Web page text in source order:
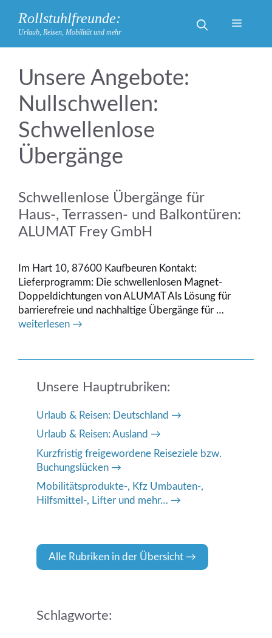
Inhalt
springen
Rollstuhlfreunde:
Urlaub, Reisen, Mobilität und mehr
Menü
Nullschwellen:
Schwellenlose
Übergänge
Schwellenlose Übergänge für
Haus-, Terrassen- und Balkontüren:
ALUMAT Frey GmbH
Im Hart 10, 87600 Kaufbeuren Kontakt:
Lieferprogramm: Die schwellenlosen Magnet-
Doppeldichtungen von ALUMAT Als Lösung für
barrierefreie und nachhaltige Übergänge für …
weiterlesen →
Unsere Hauptrubriken:
Urlaub & Reisen: Deutschland
Urlaub & Reisen: Ausland
Kurzfristig freigewordene Reiseziele bzw.
Buchungslücken
Mobilitätsprodukte-, Kfz Umbauten-,
Hilfsmittel-, Lifter und mehr…
Alle Rubriken in der Übersicht
Schlagworte: